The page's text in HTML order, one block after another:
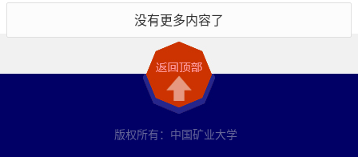
没有更多内容了
版权所有：中国矿业大学